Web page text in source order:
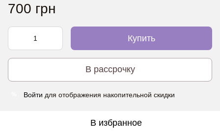
700 грн
Купить
В рассрочку
Войти для отображения накопительной скидки
В избранное